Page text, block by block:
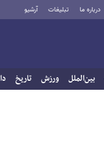
درباره ما تبلیغات آرشیو
بین‌الملل ورزش تاریخ